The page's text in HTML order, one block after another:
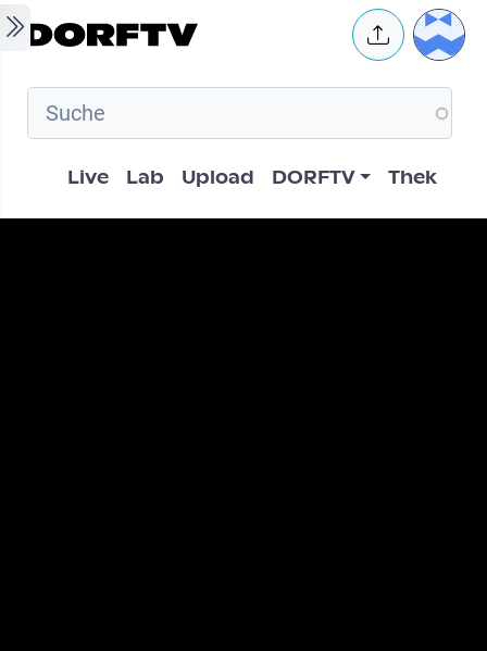
Skip to main content User
Hauptnavigation
Live Lab Upload DORFTV Thek